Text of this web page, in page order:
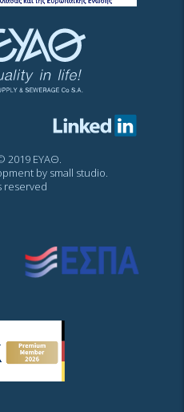
2019 ΕΥΑΘ.
by small studio.
reserved